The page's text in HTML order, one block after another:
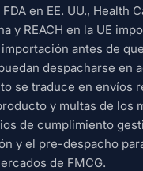
en EE. UU., Health
y REACH en la UE
antes de
despacharse en
se traduce en envíos
y multas de los
de cumplimiento
y el pre-despacho
de FMCG.